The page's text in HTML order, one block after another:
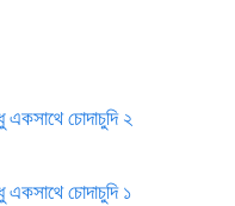
চোদাচুদি ২
চোদাচুদি ১